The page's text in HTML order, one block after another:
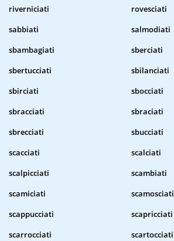
riverniciati
rovesciati
sabbiati
salmodiati
sbambagiati
sberciati
sbertucciati
sbilanciati
sbirciati
sbocciati
sbracciati
sbraciati
sbrecciati
sbucciati
scacciati
scalciati
scalpicciati
scambiati
scamiciati
scamosciati
scappucciati
scapricciati
scarrocciati
scartocciati